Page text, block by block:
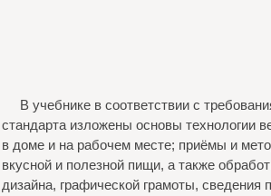
В учебнике в соответствии с
стандарта изложены основы технологии
в доме и на рабочем месте; приёмы и
вкусной и полезной пищи, а также
дизайна, графической грамоты, сведения